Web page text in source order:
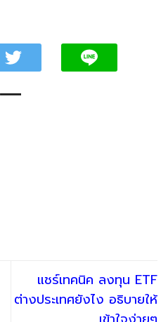
แชร์เทคนิค ลงทุน ETF
ต่างประเทศยังไง อธิบายให้